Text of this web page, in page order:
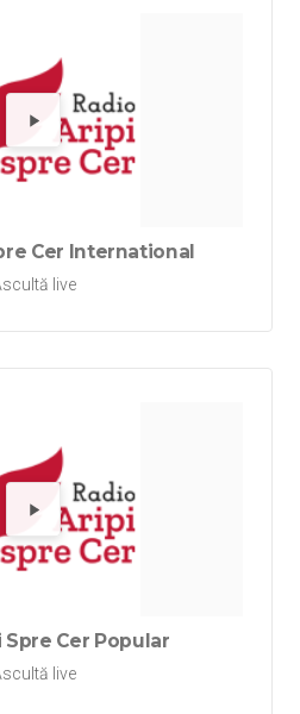
Redă
Cer International
live
Redă
Spre Cer Popular
live